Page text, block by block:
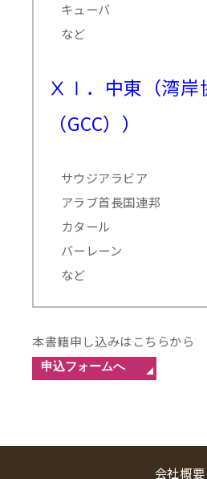
キューバ
など
ⅩⅠ．中東（湾岸
（GCC））
サウジアラビア
アラブ首長国連邦
カタール
バーレーン
など
本書籍申し込みはこちらか
会社概要